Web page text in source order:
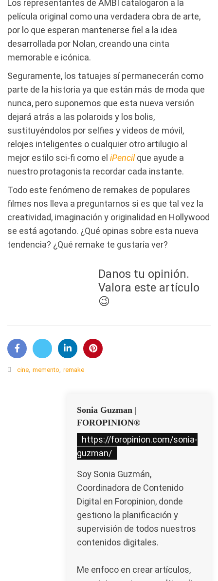
Los representantes de AMBI catalogaron a la
película original como una verdadera obra de arte,
por lo que esperan mantenerse fiel a la idea
desarrollada por Nolan, creando una cinta
memorable e icónica.
Seguramente, los tatuajes sí permanecerán como
parte de la historia ya que están más de moda que
nunca, pero suponemos que esta nueva versión
dejará atrás a las polaroids y los bolis,
sustituyéndolos por selfies y videos de móvil,
relojes inteligentes o cualquier otro artilugio al
mejor estilo sci-fi como el iPencilque ayude a
nuestro protagonista recordar cada instante.
Todo este fenómeno de remakes de populares
filmes nos lleva a preguntarnos si es que tal vez la
creatividad, imaginación y originalidad en Hollywood
se está agotando. ¿Qué opinas sobre esta nueva
tendencia? ¿Qué remake te gustaría ver?
Danos tu opinión.
Valora este artículo
😉
cine memento remake
Sonia Guzman |
FOROPINION®
https://foropinion.com/sonia-
guzman/
Soy Sonia Guzmán,
Coordinadora de Contenido
Digital en Foropinion, donde
gestiono la planificación y
supervisión de todos nuestros
contenidos digitales.
Me enfoco en crear artículos,